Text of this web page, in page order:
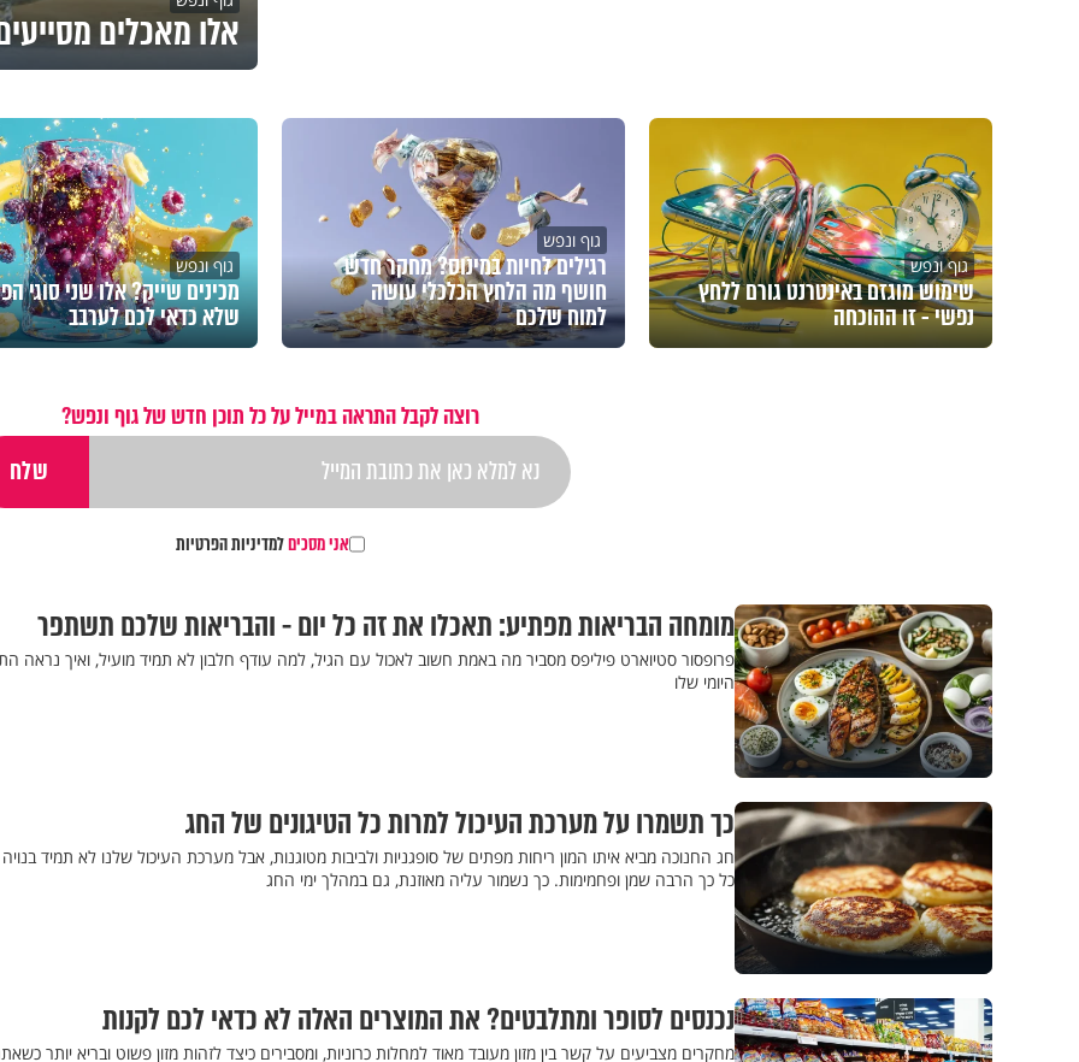
אלו מאכלים
גוף ונפש
שימוש מוגזם באינטרנט גורם ללחץ
נפשי - זו ההוכחה
גוף ונפש
רגילים לחיות במינוס? מחקר חדש
חושף מה הלחץ הכלכלי עושה
למוח שלכם
גוף ונפש
מכינים שייק? אלו שני סוגי
שלא כדאי לכם לערבב
רוצה לקבל התראה במייל על כל תוכן חדש של גוף ונפש?
אני מסכיםלמדיניות הפרטיות
מומחה הבריאות מפתיע: תאכלו את זה כל יום - והבריאות שלכם תשתפר
פרופסור סטיוארט פיליפס מסביר מה באמת חשוב לאכול עם הגיל, למה עודף חלבון לא תמיד מועיל, ואיך נראה
היומי שלו
כך תשמרו על מערכת העיכול למרות כל הטיגונים של החג
חג החנוכה מביא איתו המון ריחות מפתים של סופגניות ולביבות מטוגנות, אבל מערכת העיכול שלנו לא תמיד
כל כך הרבה שמן ופחמימות. כך נשמור עליה מאוזנת, גם במהלך ימי החג
נכנסים לסופר ומתלבטים? את המוצרים האלה לא כדאי לכם לקנות
מחקרים מצביעים על קשר בין מזון מעובד מאוד למחלות כרוניות, ומסבירים כיצד לזהות מזון פשוט ובריא יותר